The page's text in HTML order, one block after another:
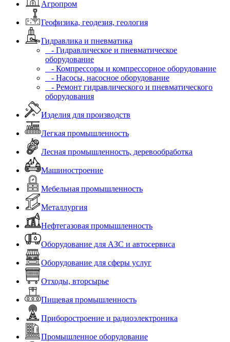
Агропром
Геофизика, геодезия, геология
Гидравлика и пневматика
- Гидравлическое и пневматическое
оборудование
- Компрессоры и компрессорное оборудование
- Насосы, насосное оборудование
- Ремонт гидравлического и пневматического
оборудования
Изделия для производств
Легкая промышленность
Лесная промышленность, деревообработка
Машиностроение
Мебельная промышленность
Металлургия
Нефтегазовая промышленность
Оборудование для АЗС и автосервиса
Оборудование для сферы услуг
Отходы, вторсырье
Пищевая промышленность
Приборостроение и радиоэлектроника
Промышленное оборудование